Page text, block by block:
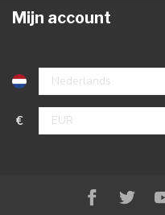
Mijn account
€